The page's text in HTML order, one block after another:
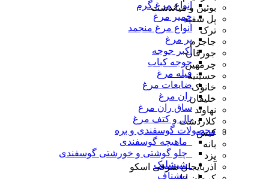
انواع مرغ گرم
خمیر مرغ
انواع مرغ منجمد
پر مرغ
اکبر جوجه
جوجه کباب
فیله مرغ
ضایعات مرغ
ران مرغ
ساق ران مرغ
بال و کتف مرغ
محصولات گوسفندی و بره
_ماهیچه گوسفندی
_چلو گوشتی و خورشتی گوسفندی
_شیشلیک
_پیشناف
بوئین و میاندشت
پل سفید
ترک
جاجرم
جورقان
چرمهین
حسینیه
خانوک
خلیفان
نهاوند
کلاردشت
کیش
بانه
یزد
آذربایجان شرقی اسکو